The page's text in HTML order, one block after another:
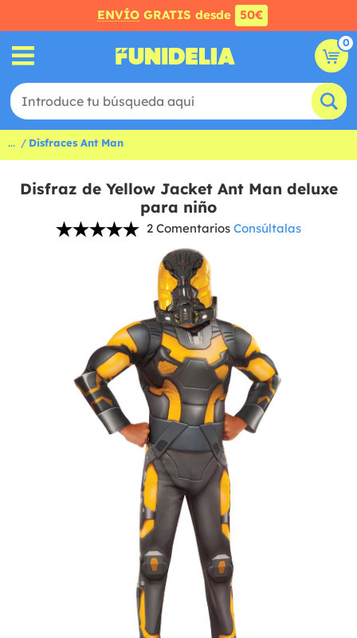
ENVÍO GRATIS desde 50€
0
... Disfraces Ant Man
Disfraz de Yellow Jacket Ant Man deluxe
para niño
2 Comentarios Consúltalas